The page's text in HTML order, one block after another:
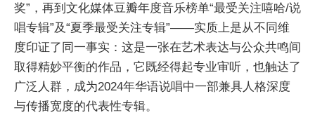
奖”，再到文化媒体豆瓣年度音乐榜单“最受关注嘻哈/说
唱专辑”及“夏季最受关注专辑”——实质上是从不同维
度印证了同一事实：这是一张在艺术表达与公众共鸣间
取得精妙平衡的作品，它既经得起专业审听，也触达了
广泛人群，成为2024年华语说唱中一部兼具人格深度
与传播宽度的代表性专辑。